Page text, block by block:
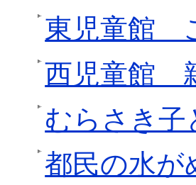
東児童館
西児童館
むらさき
都民の水が